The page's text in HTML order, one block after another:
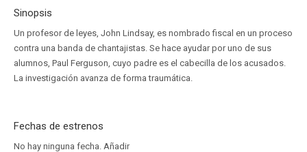
Sinopsis
Un profesor de leyes, John Lindsay, es nombrado fiscal en un proceso
contra una banda de chantajistas. Se hace ayudar por uno de sus
alumnos, Paul Ferguson, cuyo padre es el cabecilla de los acusados.
La investigación avanza de forma traumática.
Fechas de estrenos
No hay ninguna fecha. Añadir